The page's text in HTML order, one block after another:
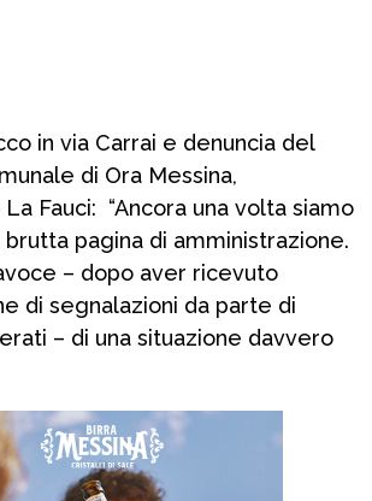
in via Carrai e denuncia del
di Ora Messina,
Fauci: “Ancora una volta siamo
pagina di amministrazione.
– dopo aver ricevuto
di segnalazioni da parte di
– di una situazione davvero